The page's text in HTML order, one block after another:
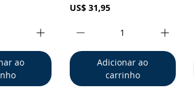
ao
Preço
US$ 31,95
Adicionar ao
carrinho